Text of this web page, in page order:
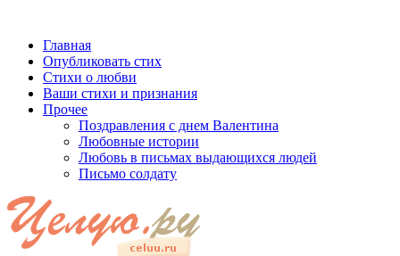
Главная
Опубликовать стих
Стихи о любви
Ваши стихи и признания
Прочее
Поздравления с днем Валентина
Любовные истории
Любовь в письмах выдающихся людей
Письмо солдату